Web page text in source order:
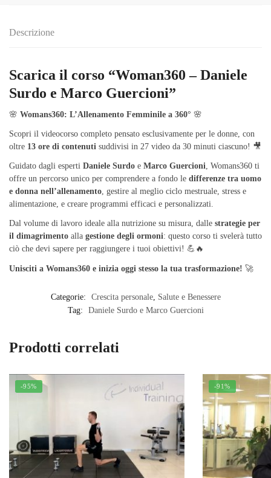
Descrizione
Scarica il corso “Woman360 – Daniele
Surdo e Marco Guercioni”
🌸 Womans360: L’Allenamento Femminile a 360° 🌸
Scopri il videocorso completo pensato esclusivamente per le donne, con
oltre 13 ore di contenuti suddivisi in 27 video da 30 minuti ciascuno! 🎥
Guidato dagli esperti Daniele Surdo e Marco Guercioni, Womans360 ti
offre un percorso unico per comprendere a fondo le differenze tra uomo
e donna nell’allenamento, gestire al meglio ciclo mestruale, stress e
alimentazione, e creare programmi efficaci e personalizzati.
Dal volume di lavoro ideale alla nutrizione su misura, dalle strategie per
il dimagrimento alla gestione degli ormoni: questo corso ti svelerà tutto
ciò che devi sapere per raggiungere i tuoi obiettivi! 💪🔥
Unisciti a Womans360 e inizia oggi stesso la tua trasformazione! 🚀
Categorie: Crescita personale, Salute e Benessere
Tag:
Daniele Surdo e Marco Guercioni
Prodotti correlati
-95% -91%